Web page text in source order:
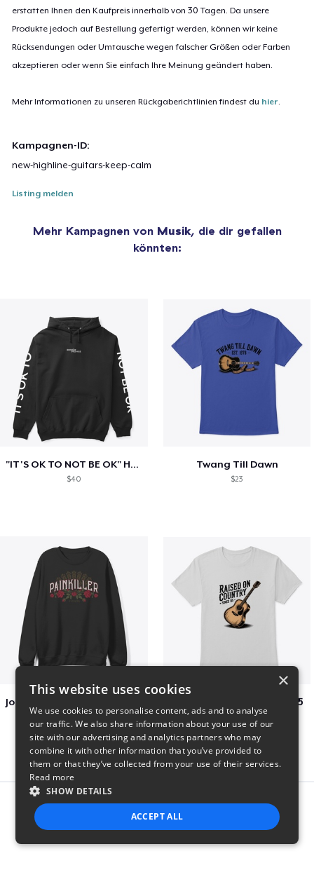
erstatten Ihnen den Kaufpreis innerhalb von 30 Tagen. Da unsere
Produkte jedoch auf Bestellung gefertigt werden, können wir keine
Rücksendungen oder Umtausche wegen falscher Größen oder Farben
akzeptieren oder wenn Sie einfach Ihre Meinung geändert haben.
Mehr Informationen zu unseren Rückgaberichtlinien findest du hier
Kampagnen-ID:
new-highline-guitars-keep-calm
Listing melden
Mehr Kampagnen von Musik, die dir gefallen
könnten:
"IT'S OK TO NOT BE OK" Hoodie (BP LOGO)
$40
Twang Till Dawn
$23
Raised on Country Since 85
Report this product
×
This website uses cookies
We use cookies to personalise content, ads and to analyse
our traffic. We also share information about your use of our
site with our advertising and analytics partners who may
combine it with other information that you’ve provided to
them or that they’ve collected from your use of their services.
Read more
SHOW DETAILS
ACCEPT ALL
STRICTLY NECESSARY PERFORMANCE